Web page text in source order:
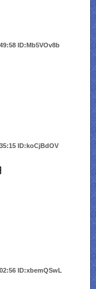
ID:Mb5VOv8b
ID:koCjBdOV
ID:xbemQSwL